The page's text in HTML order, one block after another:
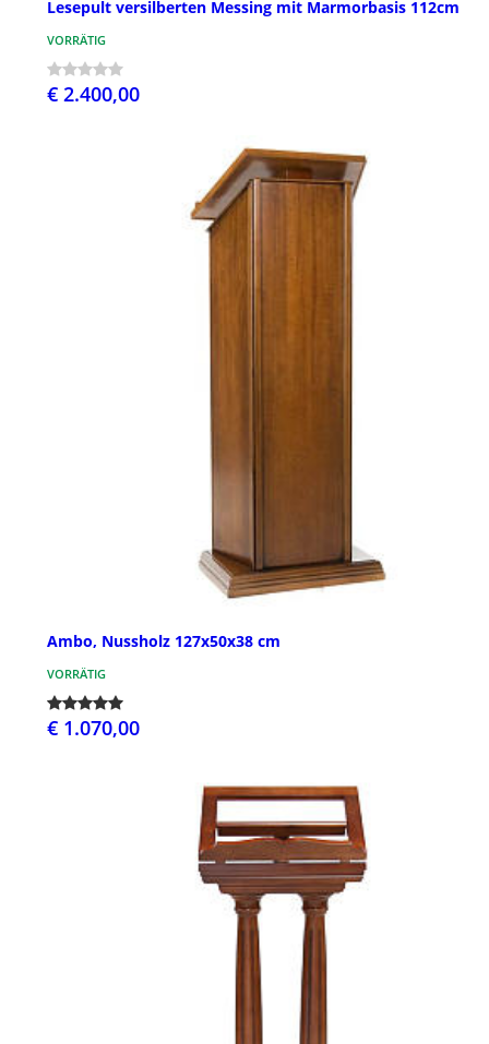
Lesepult versilberten Messing mit Marmorbasis 112cm
VORRÄTIG
€ 2.400,00
Ambo, Nussholz 127x50x38 cm
VORRÄTIG
€ 1.070,00